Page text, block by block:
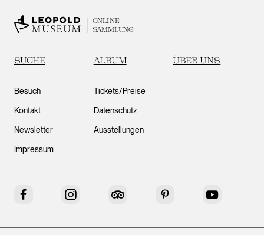
ONLINE
SAMMLUNG
SUCHE ALBUM ÜBER UNS
Besuch
Kontakt
Newsletter
Impressum
Tickets/Preise
Datenschutz
Ausstellungen
Facebook Instagram Tripadvisor Pinterest YouTube